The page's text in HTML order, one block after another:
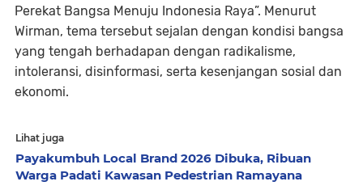
Perekat Bangsa Menuju Indonesia Raya”. Menurut
Wirman, tema tersebut sejalan dengan kondisi bangsa
yang tengah berhadapan dengan radikalisme,
intoleransi, disinformasi, serta kesenjangan sosial dan
ekonomi.
Lihat juga
Payakumbuh Local Brand 2026 Dibuka, Ribuan
Warga Padati Kawasan Pedestrian Ramayana